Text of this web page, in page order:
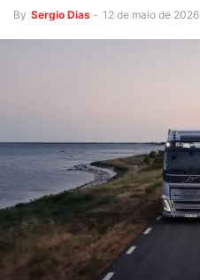
By Sergio Dias - 12 de maio de 2026